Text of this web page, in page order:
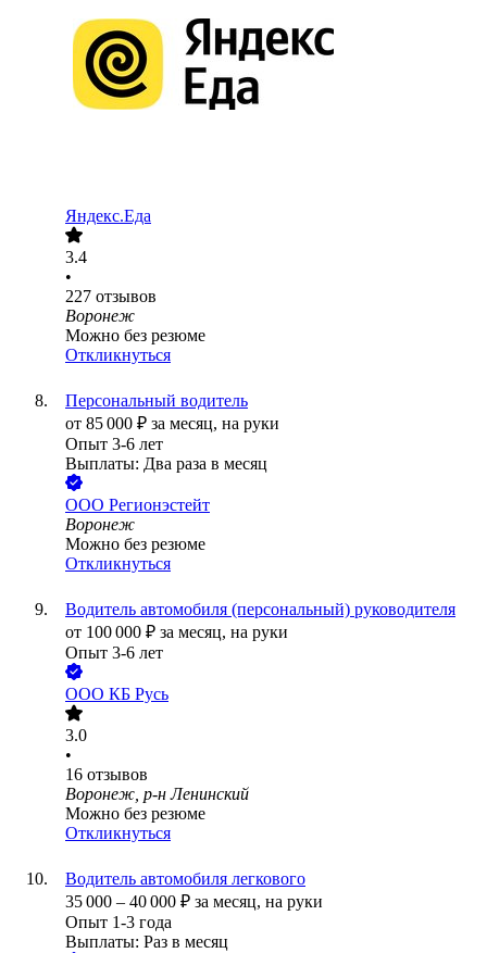
Яндекс.Еда
3.4
•
227 отзывов
Воронеж
Можно без резюме
Откликнуться
Персональный водитель
от 85 000 ₽ за месяц, на руки
Опыт 3-6 лет
Выплаты: Два раза в месяц
ООО Регионэстейт
Воронеж
Можно без резюме
Откликнуться
Водитель автомобиля (персональный) руководителя
от 100 000 ₽ за месяц, на руки
Опыт 3-6 лет
ООО КБ Русь
3.0
•
16 отзывов
Воронеж, р-н Ленинский
Можно без резюме
Откликнуться
Водитель автомобиля легкового
35 000 – 40 000 ₽ за месяц, на руки
Опыт 1-3 года
Выплаты: Раз в месяц